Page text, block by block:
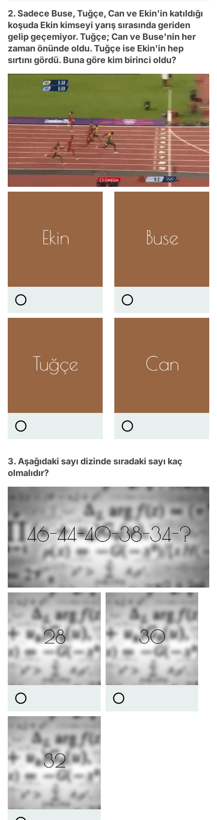
2. Sadece Buse, Tuğçe, Can ve Ekin'in katıldığı
koşuda Ekin kimseyi yarış sırasında geriden
gelip geçemiyor. Tuğçe; Can ve Buse'nin her
zaman önünde oldu. Tuğçe ise Ekin'in hep
sırtını gördü. Buna göre kim birinci oldu?
3. Aşağıdaki sayı dizinde sıradaki sayı kaç
olmalıdır?